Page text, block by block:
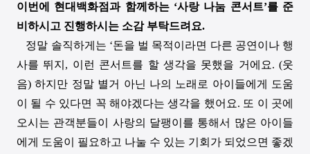
이번에 현대백화점과 함께하는 ‘사랑 나눔 콘서트’를 준
비하시고 진행하시는 소감 부탁드려요.
정말 솔직하게는 ‘돈을 벌 목적이라면 다른 공연이나 행
사를 뛰지 , 이런 콘서트를 할 생각을 못했을 거에요. (웃
음)하지만 정말 별거 아닌 나의 노래로 아이들에게 도움
이 될 수 있다면 꼭 해야겠다는 생각을 했어요. 또 이 곳에
오시는 관객분들이 사랑의 달팽이를 통해서 많은 아이들
에게 도움이 필요하고 나눌 수 있는 기회가 되었으면 좋겠